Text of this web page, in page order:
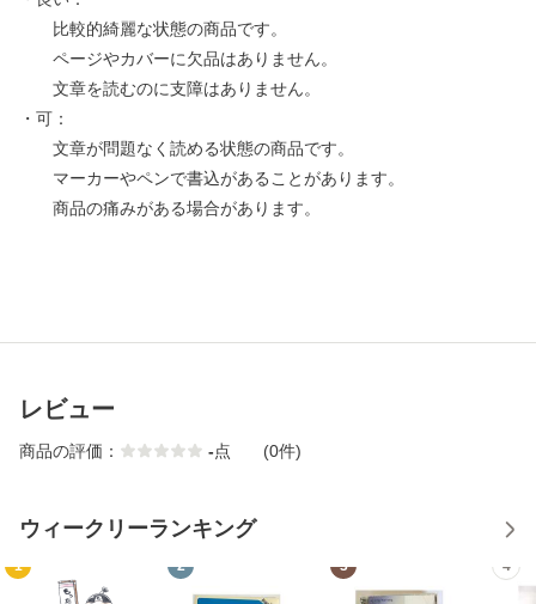
比較的綺麗な状態の商品です。
ページやカバーに欠品はありません。
文章を読むのに支障はありません。
・可：
文章が問題なく読める状態の商品です。
マーカーやペンで書込があることがあります。
商品の痛みがある場合があります。
レビュー
商品の評価： -点 (0件)
ウィークリーランキング
1 2 3 4